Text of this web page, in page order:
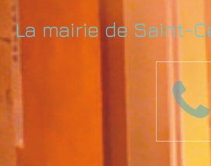
La mairie de Saint-